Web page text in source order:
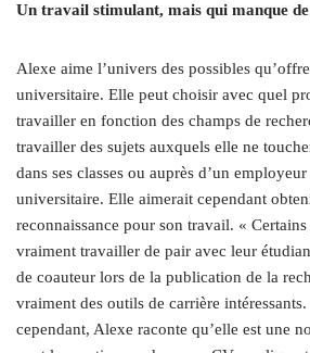
Un travail stimulant, mais qui manque de
Alexe aime l’univers des possibles
universitaire. Elle peut choisir avec quel
travailler en fonction des champs de
travailler des sujets auxquels elle ne
dans ses classes ou auprès d’un
universitaire. Elle aimerait cependant
reconnaissance pour son travail. «
vraiment travailler de pair avec leur
de coauteur lors de la publication de la
vraiment des outils de carrière
cependant, Alexe raconte qu’elle est une